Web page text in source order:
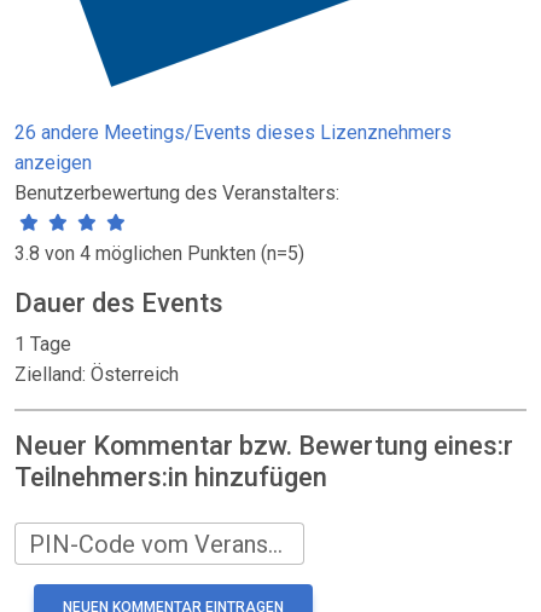
26 andere Meetings/Events dieses Lizenznehmers
anzeigen
Benutzerbewertung des Veranstalters:
3.8 von 4 möglichen Punkten (n=5)
Dauer des Events
1 Tage
Zielland: Österreich
Neuer Kommentar bzw. Bewertung eines:r
Teilnehmers:in hinzufügen
PIN-Code vom Veranstalter